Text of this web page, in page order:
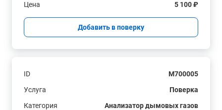
Цена
5 100 ₽
Добавить в поверку
ID
M700005
Услуга
Поверка
Категория
Анализатор дымовых газов